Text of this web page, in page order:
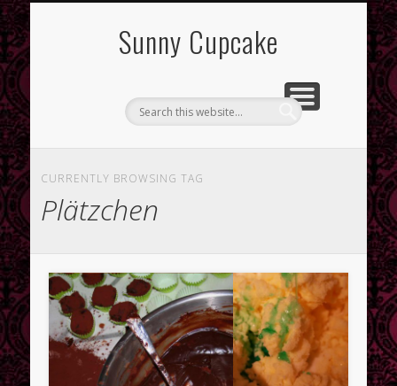
Sunny Cupcake
Letzte Beiträge
Fruchtiger Zwetschgenkuchen
Sauer macht lustig – der Zitronenkuchen für jedes Wetter
Letzte Kommentare
Toniabei Mandarinen-Schmand-Torte
Lizzy beiValentins-Herz
Archive
CURRENTLY BROWSING TAG
Plätzchen